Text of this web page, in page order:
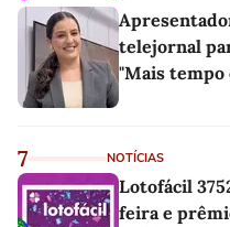
telejornal
"Mais tempo
7 NOTÍCIAS
Lotofácil
feira e